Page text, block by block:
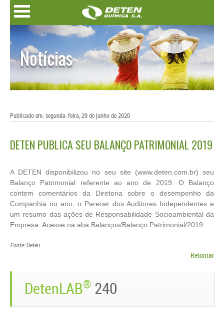
Notícias
Publicado em: segunda-feira, 29 de junho de 2020
DETEN PUBLICA SEU BALANÇO PATRIMONIAL 2019
A DETEN disponibilizou no seu site (www.deten.com.br) seu
Balanço Patrimonial referente ao ano de 2019. O Balanço
contem comentários da Diretoria sobre o desempenho da
Companhia no ano, o Parecer dos Auditores Independentes e
um resumo das ações de Responsabilidade Socioambiental da
Empresa. Acesse na aba Balanços/Balanço Patrimonial/2019.
Fonte:Deten
Retornar
DetenLAB® 240